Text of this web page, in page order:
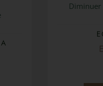
Diminuer